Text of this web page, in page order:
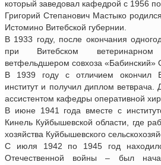
который заведовал кафедрой с 1956 по
Григорий Степанович Мастыко
Истомино Витебской губернии.
В 1933 году, после окончания
при Витебском ветеринарном
ветфельдшером совхоза «Бабинский»
В 1939 году с отличием окончил
институт и получил диплом
ассистентом кафедры оперативной
В июне 1941 года вместе с
Кинель Куйбышевской области, где
хозяйства Куйбышевского
С июля 1942 по 1945 год
Отечественной войны – был